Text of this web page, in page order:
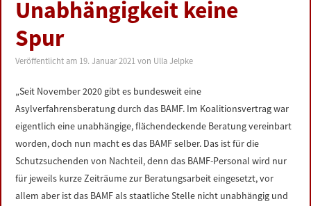
Unabhängigkeit keine
Spur
Veröffentlicht am 19. Januar 2021 von Ulla Jelpke
„Seit November 2020 gibt es bundesweit eine
Asylverfahrensberatung durch das BAMF. Im Koalitionsvertrag war
eigentlich eine unabhängige, flächendeckende Beratung vereinbart
worden, doch nun macht es das BAMF selber. Das ist für die
Schutzsuchenden von Nachteil, denn das BAMF-Personal wird nur
für jeweils kurze Zeiträume zur Beratungsarbeit eingesetzt, vor
allem aber ist das BAMF als staatliche Stelle nicht unabhängig und